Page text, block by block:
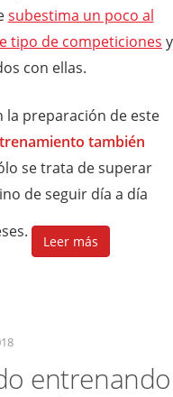
subestima un poco al
tipo de competiciones y
con ellas.
la preparación de este
también
se trata de superar
de seguir día a día
Leer más
entrenando